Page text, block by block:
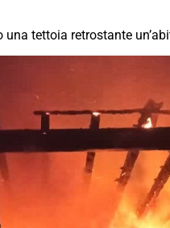
tettoia retrostante